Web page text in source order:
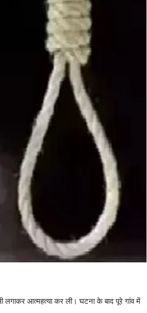
लगाकर आत्महत्या कर ली। घटना के बाद पूरे गांव में